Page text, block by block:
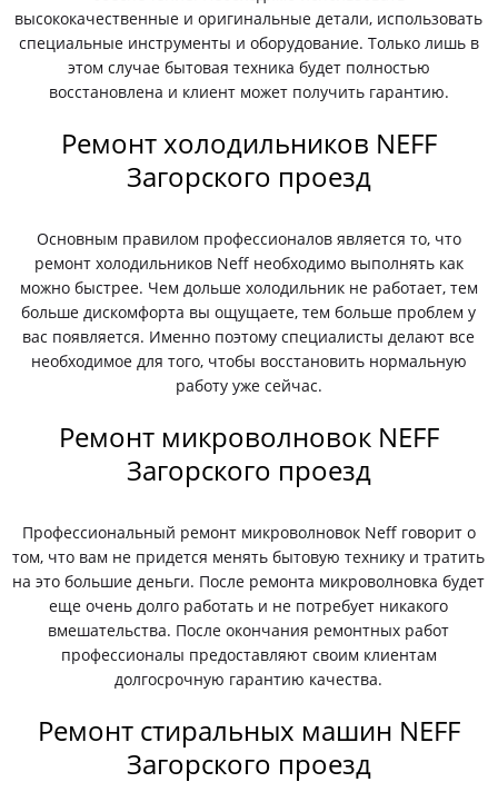
высококачественные и оригинальные детали, использовать
специальные инструменты и оборудование. Только лишь в
этом случае бытовая техника будет полностью
восстановлена и клиент может получить гарантию.
Ремонт холодильников NEFF
Загорского проезд
Основным правилом профессионалов является то, что
ремонт холодильников Neff необходимо выполнять как
можно быстрее. Чем дольше холодильник не работает, тем
больше дискомфорта вы ощущаете, тем больше проблем у
вас появляется. Именно поэтому специалисты делают все
необходимое для того, чтобы восстановить нормальную
работу уже сейчас.
Ремонт микроволновок NEFF
Загорского проезд
Профессиональный ремонт микроволновок Neff говорит о
том, что вам не придется менять бытовую технику и тратить
на это большие деньги. После ремонта микроволновка будет
еще очень долго работать и не потребует никакого
вмешательства. После окончания ремонтных работ
профессионалы предоставляют своим клиентам
долгосрочную гарантию качества.
Ремонт стиральных машин NEFF
Загорского проезд